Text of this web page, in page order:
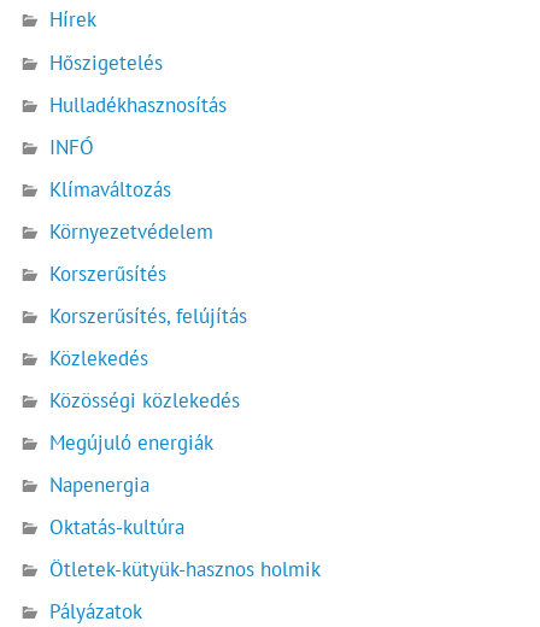
Hírek
Hőszigetelés
Hulladékhasznosítás
INFÓ
Klímaváltozás
Környezetvédelem
Korszerűsítés
Korszerűsítés, felújítás
Közlekedés
Közösségi közlekedés
Megújuló energiák
Napenergia
Oktatás-kultúra
Ötletek-kütyük-hasznos holmik
Pályázatok